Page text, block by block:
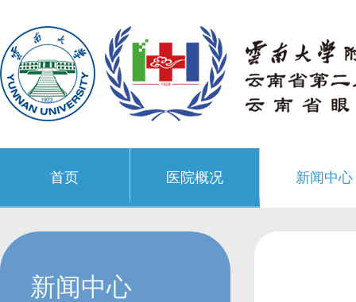
首页 医院概况 新闻中心
新闻中心